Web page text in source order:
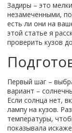
Задиры – это
незамеченными,
есть ли они на
этой статье я
проверить кузов
Первый шаг –
вариант –
Если солнца нет,
лампу на кузов.
температуры,
показывала